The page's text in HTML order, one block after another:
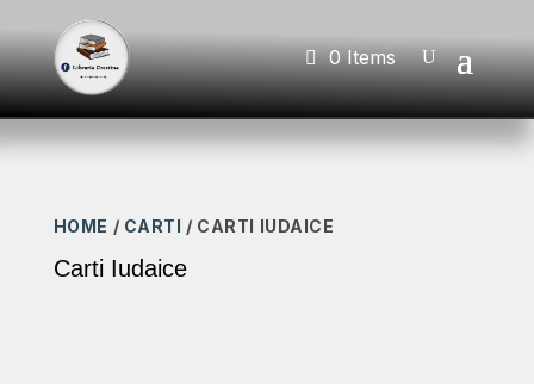
0 Items
HOME / CARTI / CARTI IUDAICE
Carti Iudaice